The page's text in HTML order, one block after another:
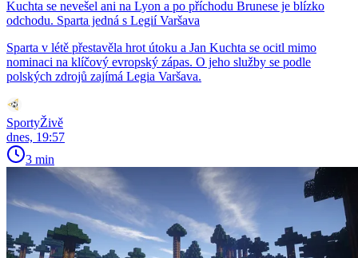
Kuchta se nevešel ani na Lyon a po příchodu Brunese je blízko
odchodu. Sparta jedná s Legií Varšava
Sparta v létě přestavěla hrot útoku a Jan Kuchta se ocitl mimo
nominaci na klíčový evropský zápas. O jeho služby se podle
polských zdrojů zajímá Legia Varšava.
SportyŽivě
dnes, 19:57
3 min